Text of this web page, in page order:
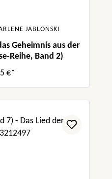
JABLONSKI
Geheimnis aus der
Reihe, Band 2)
€*